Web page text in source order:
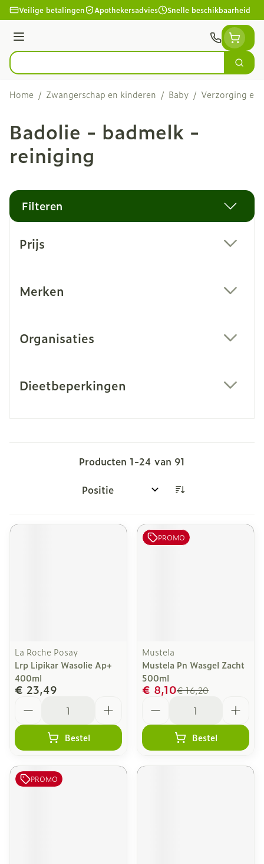
Ga naar de inhoud
Veilige betalingen Apothekersadvies Snelle beschikbaarheid
Menu
Product, merk, categorie...
Zoek
Home / Zwangerschap en kinderen / Baby / Verzorging en
Badolie - badmelk -
reiniging
Filteren
Prijs
Merken
Organisaties
Dieetbeperkingen
Producten 1-24 van 91
Sorteer op:
La Roche Posay
Lrp Lipikar Wasolie Ap+
400ml
€ 23,49
Bestel
PROMO
Mustela
Mustela Pn Wasgel Zacht
500ml
€ 16,20
€ 8,10
Bestel
PROMO